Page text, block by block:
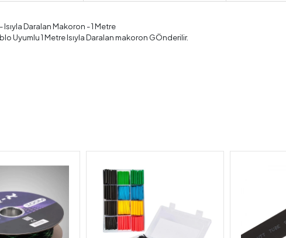
Daralan Makoron - 1 Metre
Uyumlu 1 Metre Isıyla Daralan makoron GÖnderilir.